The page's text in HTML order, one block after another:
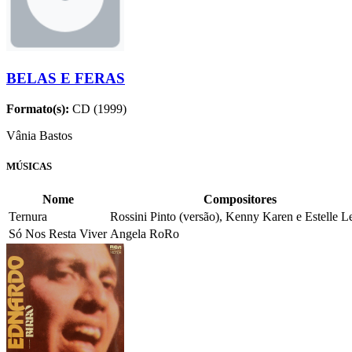
BELAS E FERAS
Formato(s): CD (1999)
Vânia Bastos
MÚSICAS
Nome
Compositores
Ternura
Rossini Pinto (versão), Kenny Karen e Estelle
Só Nos Resta Viver Angela RoRo